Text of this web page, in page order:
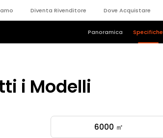
Diventa Rivenditore Dove Acquistare
Panoramica Specifiche
i Modelli
6000 ㎡